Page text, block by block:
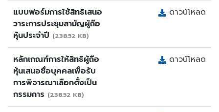
แบบฟอร์มการใช้สิทธิเสนอ
วาระการประชุมสามัญผู้ถือ
หุ้นประจำปี (238.52 KB)
ดาวน์โหลด
หลักเกณฑ์การให้สิทธิผู้ถือ
หุ้นเสนอชื่อบุคคลเพื่อรับ
การพิจารณาเลือกตั้งเป็น
กรรมการ (238.52 KB)
ดาวน์โหลด